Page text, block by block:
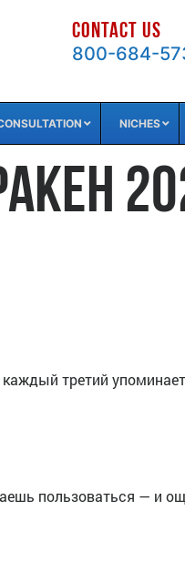
CONTACT US
800-684-
NICHES
третий
пользоваться — и